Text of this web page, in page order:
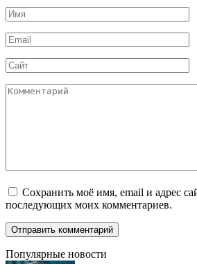
Имя
*
Email
*
Сайт
Комментарий
Сохранить моё имя, email и адрес
последующих моих комментариев.
Популярные новости